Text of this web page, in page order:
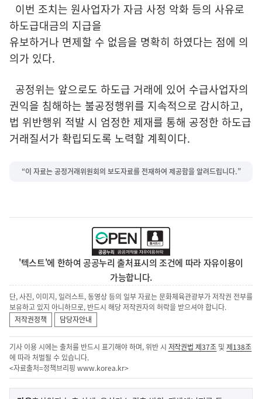
이번 조치는 원사업자가 자금 사정 악화 등의 사유로
하도급대금의 지급을
유보하거나 면제할 수 없음을 명확히 하였다는 점에 의
의가 있다.
공정위는 앞으로도 하도급 거래에 있어 수급사업자의
권익을 침해하는 불공정행위를 지속적으로 감시하고,
법 위반행위 적발 시 엄정한 제재를 통해 공정한 하도급
거래질서가 확립되도록 노력할 계획이다.
“이 자료는 공정거래위원회의 보도자료를 전재하여 제공함을 알려드립니다.”
'텍스트'에 한하여 공공누리 출처표시의 조건에 따라 자유이용이
가능합니다.
단, 사진, 이미지, 일러스트, 동영상 등의 일부 자료는 문화체육관광부가 저작권 전부를
보유하고 있지 아니하므로, 반드시 해당 저작권자의 허락을 받으셔야 합니다.
저작권정책
담당자안내
기사 이용 시에는 출처를 반드시 표기해야 하며, 위반 시 저작권법 제37조 및제138조
에 따라 처벌될 수 있습니다.
<자료출처=정책브리핑 www.korea.kr>